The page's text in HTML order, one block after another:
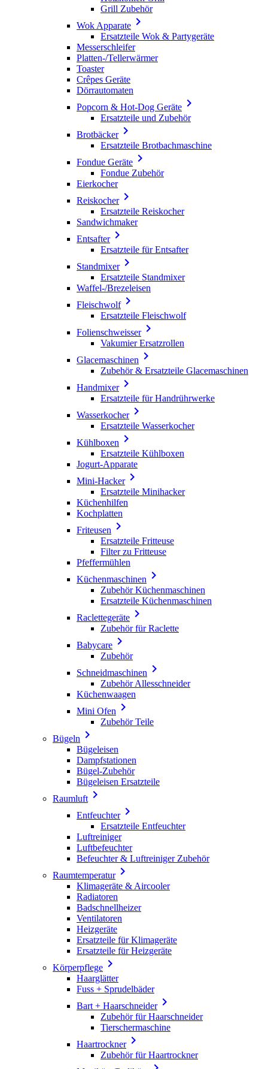
Grill Zubehör
Wok Apparate 
Ersatzteile Wok & Partygeräte
Messerschleifer
Platten-/Tellerwärmer
Toaster
Crêpes Geräte
Dörrautomaten
Popcorn & Hot-Dog Geräte 
Ersatzteile und Zubehör
Brotbäcker
Ersatzteile Brotbachmaschine
Fondue Geräte 
Fondue Zubehör
Eierkocher
Reiskocher
Ersatzteile Reiskocher
Sandwichmaker
Entsafter
Ersatzteile für Entsafter
Standmixer
Ersatzteile Standmixer
Waffel-/Brezeleisen
Fleischwolf
Ersatzteile Fleischwolf
Folienschweisser
Vakumier Ersatzrollen
Glacemaschinen 
Zubehör & Ersatzteile Glacemaschinen
Handmixer
Ersatzteile für Handrührwerke
Wasserkocher
Ersatzteile Wasserkocher
Kühlboxen 
Ersatzteile Kühlboxen
Jogurt-Apparate
Mini-Hacker
Ersatzteile Minihacker
Küchenhilfen
Kochplatten
Friteusen 
Ersatzteile Fritteuse
Filter zu Fritteuse
Pfeffermühlen
Küchenmaschinen 
Zubehör Küchenmaschinen
Ersatzteile Küchenmaschinen
Raclettegeräte 
Zubehör für Raclette
Babycare 
Zubehör
Schneidmaschinen 
Zubehör Allesschneider
Küchenwaagen
Mini Ofen 
Zubehör Teile
Bügeln 
Bügeleisen
Dampfstationen
Bügel-Zubehör
Bügeleisen Ersatzteile
Raumluft 
Entfeuchter
Ersatzteile Entfeuchter
Luftreiniger
Luftbefeuchter
Befeuchter & Luftreiniger Zubehör
Raumtemperatur
Klimageräte & Aircooler
Radiatoren
Badschnellheizer
Ventilatoren
Heizgeräte
Ersatzteile für Klimageräte
Ersatzteile für Heizgeräte
Körperpflege 
Haarglätter
Fuss + Sprudelbäder
Bart + Haarschneider
Zubehör für Haarschneider
Tierschermaschine
Haartrockner
Zubehör für Haartrockner